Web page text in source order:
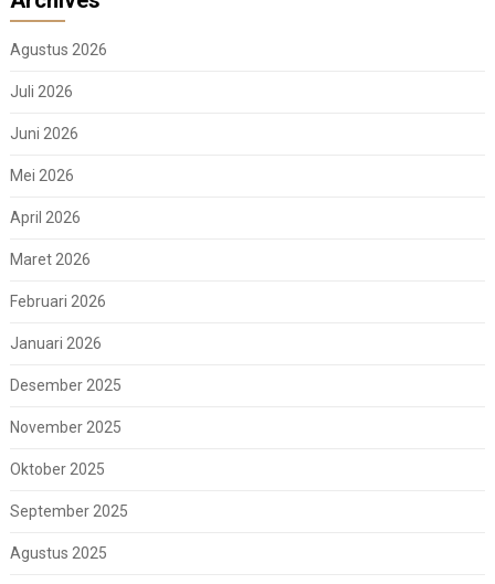
Agustus 2026
Juli 2026
Juni 2026
Mei 2026
April 2026
Maret 2026
Februari 2026
Januari 2026
Desember 2025
November 2025
Oktober 2025
September 2025
Agustus 2025